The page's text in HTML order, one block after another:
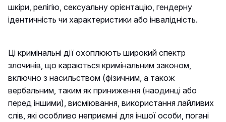
шкіри, релігію, сексуальну орієнтацію, гендерну
ідентичність чи характеристики або інвалідність.
Ці кримінальні дії охоплюють широкий спектр
злочинів, що караються кримінальним законом,
включно з насильством (фізичним, а також
вербальним, таким як приниження (наодинці або
перед іншими), висміювання, використання лайливих
слів, які особливо неприємні для іншої особи, погані